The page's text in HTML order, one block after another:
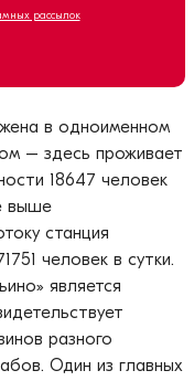
рассылок
в одноименном
– здесь проживает
18647 человек
выше
станция
человек в сутки.
является
разного
Один из главных